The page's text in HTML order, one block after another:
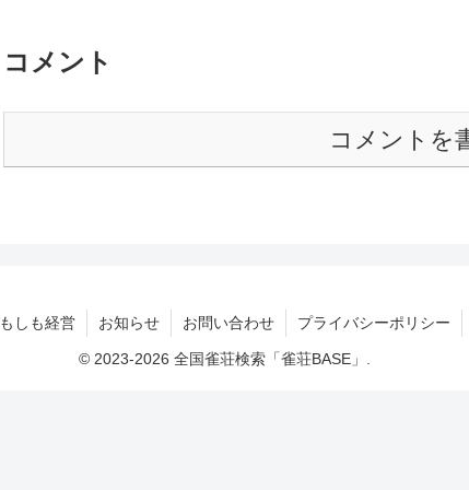
コメント
コメントを
もしも経営 お知らせ お問い合わせ プライバシーポリシー
© 2023-2026 全国雀荘検索「雀荘BASE」.